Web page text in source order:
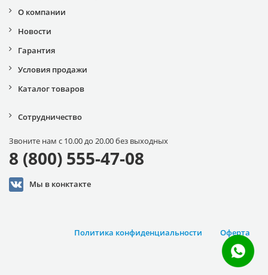
О компании
Новости
Гарантия
Условия продажи
Каталог товаров
Сотрудничество
Звоните нам с 10.00 до 20.00 без выходных
8 (800) 555-47-08
Мы в конктакте
Оферта
Политика конфиденциальности